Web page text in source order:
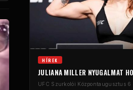
HÍREK
JULIANA MILLER NYUGALMAT
UFC Szurkolói Központaugusztus 6